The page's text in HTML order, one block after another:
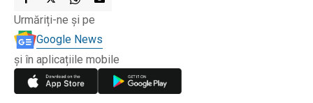
Urmăriți-ne și pe
Google News
și în aplicațiile mobile